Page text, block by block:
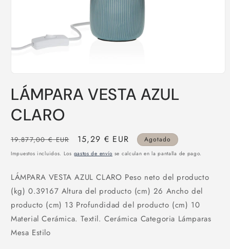
elemento
multimedia
1
en
una
ventana
LÁMPARA VESTA AZUL
CLARO
Precio
habitual
19.877,00 € EUR
Precio
de
15,29 € EUR Agotado
Impuestos incluidos. Los gastos de envío se calculan en la pantalla de pago.
LÁMPARA VESTA AZUL CLARO Peso neto del producto
(kg) 0.39167 Altura del producto (cm) 26 Ancho del
producto (cm) 13 Profundidad del producto (cm) 10
Material Cerámica. Textil. Cerámica Categoria Lámparas
Mesa Estilo